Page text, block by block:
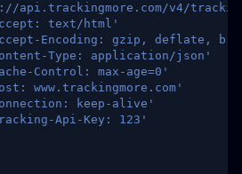
v4/trackings/
text/html'
Encoding: gzip, deflate,
Type: application/json'
Control: max-age=0'
www.trackingmore.com'
keep-alive'
Api-Key: 123'